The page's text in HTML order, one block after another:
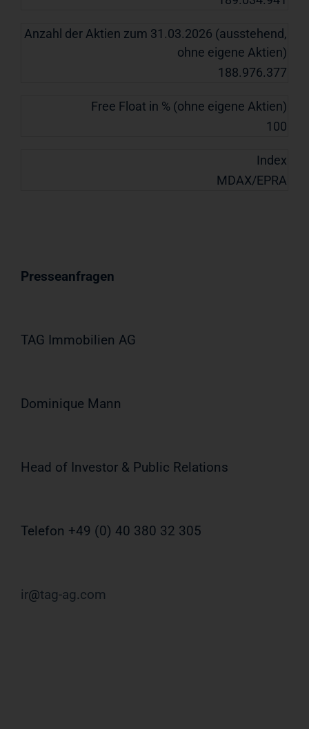
Anzahl der Aktien zum 31.03.2026 (ausstehend,
ohne eigene Aktien)
188.976.377
Free Float in % (ohne eigene Aktien)
100
Index
MDAX/EPRA
Presseanfragen
TAG Immobilien AG
Dominique Mann
Head of Investor & Public Relations
Telefon +49 (0) 40 380 32 305
ir tag-ag com